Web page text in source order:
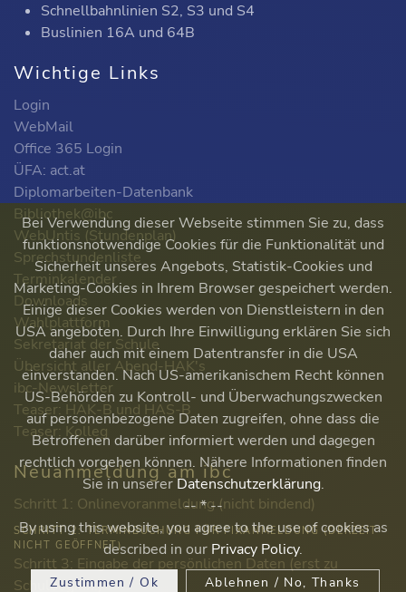
Schnellbahnlinien S2, S3 und S4
Buslinien 16A und 64B
Wichtige Links
Login
WebMail
Office 365 Login
ÜFA: act.at
Diplomarbeiten-Datenbank
Bibliothek@ibc
WebUntis (Stundenplan)
Sprechstundenliste
Terminkalender
Downloads
Wahlplattform
Sekretariat der Schule
Übersicht aller Abend-HAK's
ibc-Newsletter
Teaser: HAK-B und HAS-B
Teaser: Kolleg
Neuanmeldung am ibc
Schritt 1: Onlinevoranmeldung (nicht bindend)
SCHRITT 2: TERMINBUCHUNG FÜR FIXANMELDUNG (DERZEIT
NICHT GEÖFFNET)
Schritt 3: Eingabe der persönlichen Daten (erst zu
Schulbeginn!)
Bei Verwendung dieser Webseite stimmen Sie zu, dass
funktionsnotwendige Cookies für die Funktionalität und
Sicherheit unseres Angebots, Statistik-Cookies und
Marketing-Cookies in Ihrem Browser gespeichert werden.
Einige dieser Cookies werden von Dienstleistern in den
USA angeboten. Durch Ihre Einwilligung erklären Sie sich
daher auch mit einem Datentransfer in die USA
einverstanden. Nach US-amerikanischem Recht können
US-Behörden zu Kontroll- und Überwachungszwecken
auf personenbezogene Daten zugreifen, ohne dass die
Betroffenen darüber informiert werden und dagegen
rechtlich vorgehen können. Nähere Informationen finden
Sie in unsererDatenschutzerklärung.
-- * --
By using this website, you agree to the use of cookies as
described in our Privacy Policy.
Zustimmen / Ok Ablehnen / No, Thanks